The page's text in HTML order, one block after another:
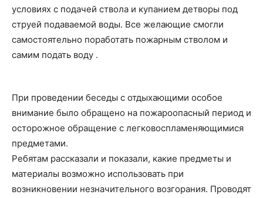
условиях с подачей ствола и купанием детворы под
струей подаваемой воды. Все желающие смогли
самостоятельно поработать пожарным стволом и
самим подать воду .
При проведении беседы с отдыхающими особое
внимание было обращено на пожароопасный период и
осторожное обращение с легковоспламеняющимися
предметами.
Ребятам рассказали и показали, какие предметы и
материалы возможно использовать при
возникновении незначительного возгорания. Проводят